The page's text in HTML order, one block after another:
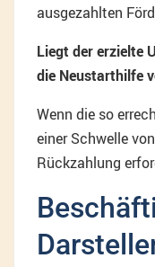
ausgezahlten
Liegt der erzielte
die Neustarthilfe
Wenn die so
einer Schwelle
Rückzahlung